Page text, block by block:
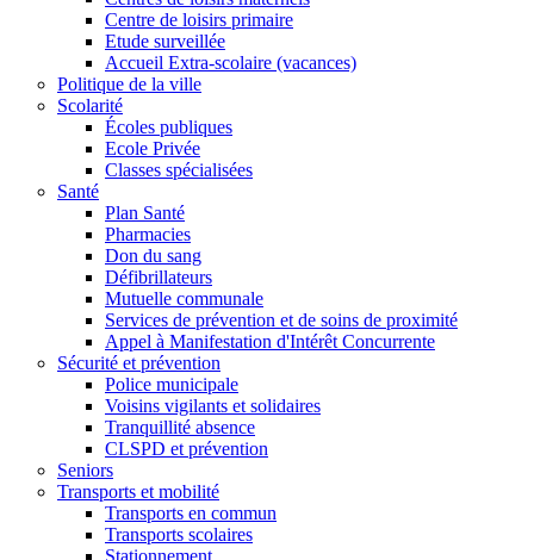
Centre de loisirs primaire
Etude surveillée
Accueil Extra-scolaire (vacances)
Politique de la ville
Scolarité
Écoles publiques
Ecole Privée
Classes spécialisées
Santé
Plan Santé
Pharmacies
Don du sang
Défibrillateurs
Mutuelle communale
Services de prévention et de soins de proximité
Appel à Manifestation d'Intérêt Concurrente
Sécurité et prévention
Police municipale
Voisins vigilants et solidaires
Tranquillité absence
CLSPD et prévention
Seniors
Transports et mobilité
Transports en commun
Transports scolaires